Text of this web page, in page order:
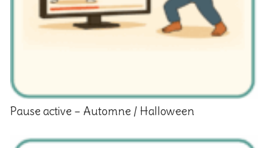
Pause active – Automne / Halloween